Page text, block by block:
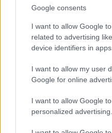
Google consents
I want to allow Google
related to advertising
device identifiers in apps.
I want to allow my user
Google for online
I want to allow Google
personalized advertising.